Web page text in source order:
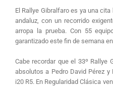
El Rallye Gibralfaro es ya una
andaluz, con un recorrido
arropa la prueba. Con 55
garantizado este fin de semana
Cabe recordar que el 33º Rallye
absolutos a Pedro David Pérez
i20 R5. En Regularidad Clásica